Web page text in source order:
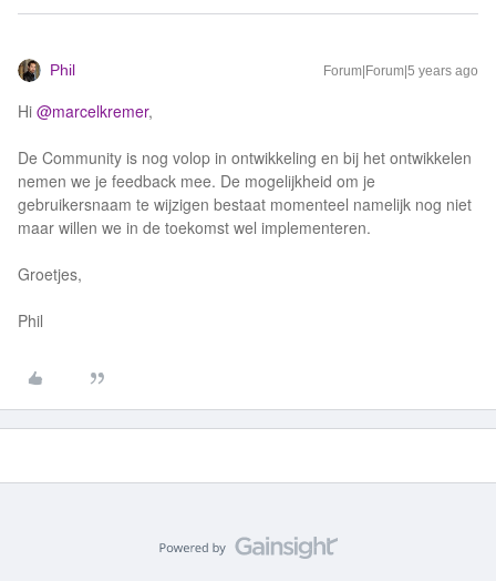
Phil Forum|Forum|5 years ago
Hi @marcelkremer,
De Community is nog volop in ontwikkeling en bij het ontwikkelen
nemen we je feedback mee. De mogelijkheid om je
gebruikersnaam te wijzigen bestaat momenteel namelijk nog niet
maar willen we in de toekomst wel implementeren.
Groetjes,
Phil